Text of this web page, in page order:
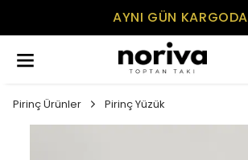
AYNI GÜN KARGODA
Pirinç Ürünler Pirinç Yüzük